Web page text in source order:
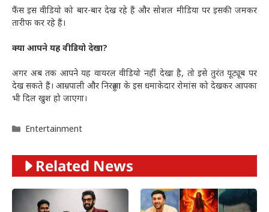
फैंस इस वीडियो को बार-बार देख रहे हैं और सोशल मीडिया पर इसकी जमकर
तारीफ कर रहे हैं।
क्या आपने यह वीडियो देखा?
अगर अब तक आपने यह वायरल वीडियो नहीं देखा है, तो इसे तुरंत यूट्यूब पर
देख सकते हैं। आम्रपाली और निरहुआ के इस धमाकेदार रोमांस को देखकर आपका
भी दिल खुश हो जाएगा।
Categories
Entertainment
Related News